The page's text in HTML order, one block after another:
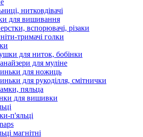
нитковдівачі
для вишивання
вспорювачі, різаки
тримачі голки
для ниток, бобінки
для муліне
для ножиць
для рукоділля, смітнички
пяльца
для вишивки
п'яльці
магнітні